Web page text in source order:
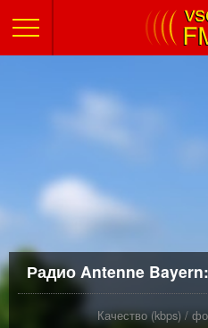
Радио Antenne
Качество (kbps) /